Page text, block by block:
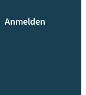
Anmelden